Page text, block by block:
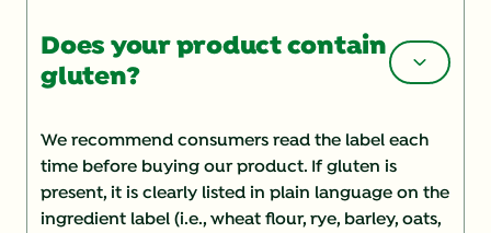
Does your product contain
gluten?
We recommend consumers read the label each
time before buying our product. If gluten is
present, it is clearly listed in plain language on the
ingredient label (i.e., wheat flour, rye, barley, oats,